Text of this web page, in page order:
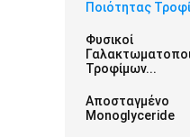
Ποιότητας
Φυσικοί
Τροφίμων...
Αποσταγμένο
Monoglyceride